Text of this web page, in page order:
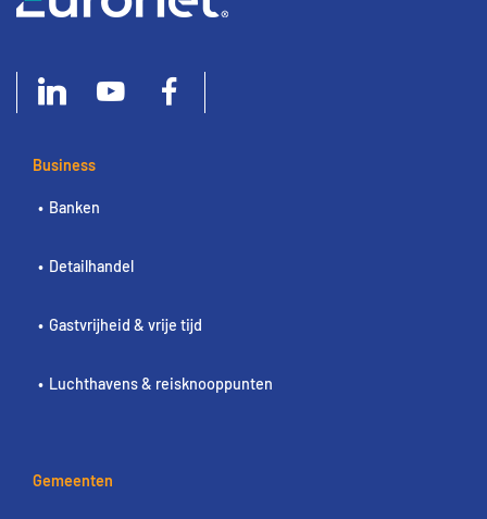
Business
Banken
Detailhandel
Gastvrijheid & vrije tijd
Luchthavens & reisknooppunten
Gemeenten